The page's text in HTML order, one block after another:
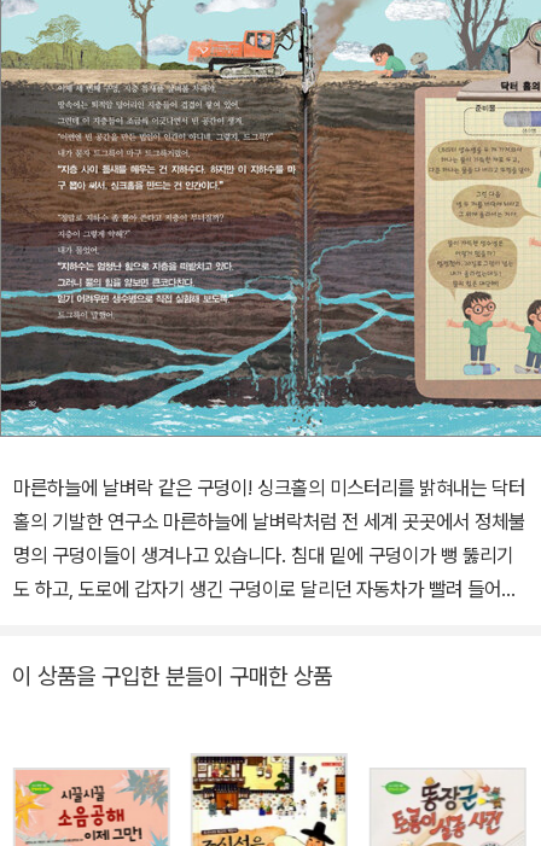
마른하늘에 날벼락 같은 구덩이! 싱크홀의 미스터리를 밝혀내는 닥터
홀의 기발한 연구소 마른하늘에 날벼락처럼 전 세계 곳곳에서 정체불
명의 구덩이들이 생겨나고 있습니다. 침대 밑에 구덩이가 뻥 뚫리기
도 하고, 도로에 갑자기 생긴 구덩이로 달리던 자동차가 빨려 들어가
심 많은 꼬마, 닥터 홀과 슈퍼로봇 드그륵이 나섰습니다. 그들은 전 세
홀’이고, 땅속에 생긴 빈 공간이 무너지면서 싱크홀이 발생한다는 것
을 알아냅니다. 그렇다면 땅속에 왜 빈 공간이 생기는 것일까요? 누
가 싱크홀을 만든 것일까요? 싱크홀을 미리 막을 방법은 없을까요?
이 상품을 구입한 분들이 구매한 상품